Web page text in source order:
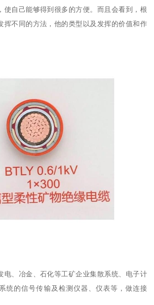
使自己能够得到很多的方便。而且会看到，根
挥不同的方法，他的类型以及发挥的价值和作
电、冶金、石化等工矿企业集散系统、电子计
统的信号传输及检测仪器、仪表等，做连接